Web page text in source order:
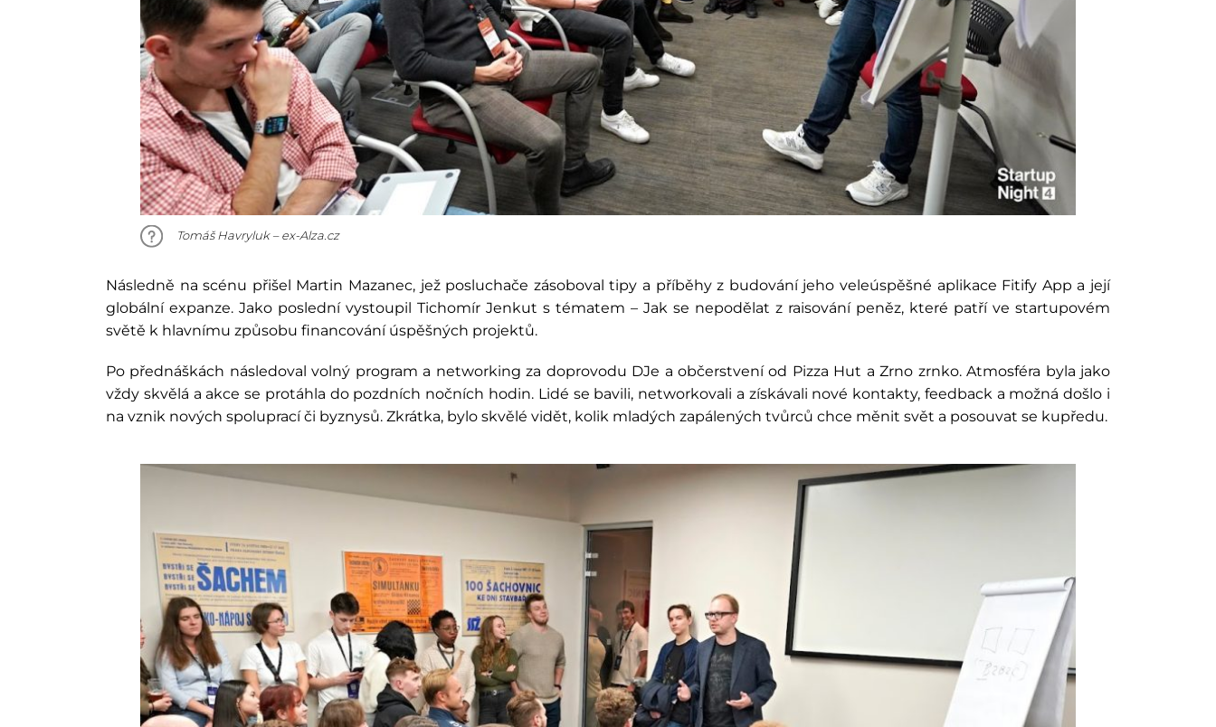
Tomáš Havryluk – ex-Alza.cz
Následně na scénu přišel Martin Mazanec, jež posluchače zásoboval tipy a příběhy z budování jeho veleúspěšné aplikace Fitify App a její
globální expanze. Jako poslední vystoupil Tichomír Jenkut s tématem – Jak se nepodělat z raisování peněz, které patří ve startupovém
světě k hlavnímu způsobu financování úspěšných projektů.
Po přednáškách následoval volný program a networking za doprovodu DJe a občerstvení od Pizza Hut a Zrno zrnko. Atmosféra byla jako
vždy skvělá a akce se protáhla do pozdních nočních hodin. Lidé se bavili, networkovali a získávali nové kontakty, feedback a možná došlo i
na vznik nových spoluprací či byznysů. Zkrátka, bylo skvělé vidět, kolik mladých zapálených tvůrců chce měnit svět a posouvat se kupředu.